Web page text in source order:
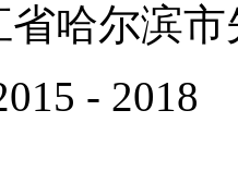
哈尔滨
- 2018